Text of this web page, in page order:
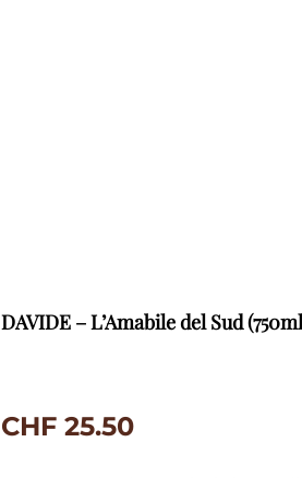
DAVIDE – L’Amabile del Sud
CHF 25.50